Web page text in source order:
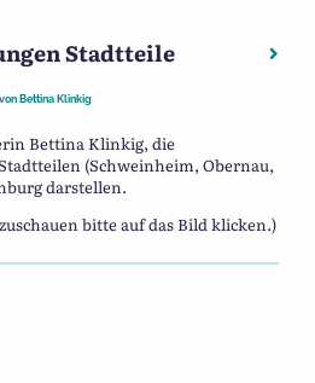
Aschaffenburg Zentrum –
Stadtteile
von Bettina Klinkig
Bettina Klinkig, die
(Schweinheim, Obernau,
darstellen.
bitte auf das Bild klicken.)